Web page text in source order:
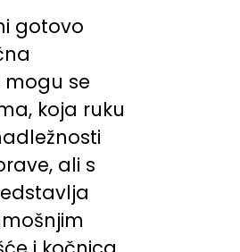
gotovo
mogu se
koja ruku
ali s